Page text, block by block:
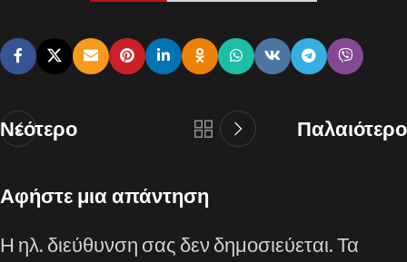
Νεότερο Παλαιότερο
Αφήστε μια απάντηση
Η ηλ. διεύθυνση σας δεν δημοσιεύεται.Τα